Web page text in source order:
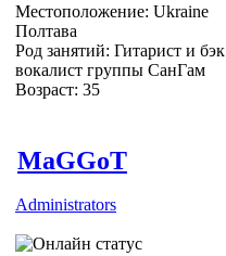
Местоположение: Ukraine
Полтава
Род занятий: Гитарист и бэк
вокалист группы СанГам
Возраст: 35
MaGGoT
Administrators